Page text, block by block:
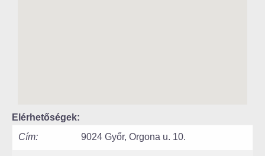
Elérhetőségek:
Cím:
9024 Győr, Orgona u. 10.